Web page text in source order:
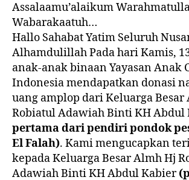
Assalaamu’alaikum
Wabarakaatuh…
Hallo Sahabat Yatim Seluruh
Alhamdulillah Pada hari Kamis,
anak-anak binaan Yayasan Anak
Indonesia mendapatkan donasi
uang amplop dari Keluarga Besar
Robiatul Adawiah Binti KH Abdul
pertama dari pendiri pondok
El Falah). Kami mengucapkan
kepada Keluarga Besar Almh Hj
Adawiah Binti KH Abdul Kabier